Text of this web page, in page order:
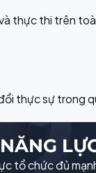
thực thi trên
thực sự trong
tổ chức đủ